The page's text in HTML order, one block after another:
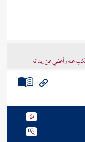
عنه وأغضي عن إبدائه